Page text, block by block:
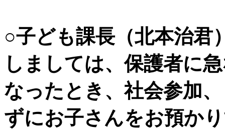
○子ども課長（北本治
しましては、保護者に
なったとき、社会参加
ずにお子さんをお預か